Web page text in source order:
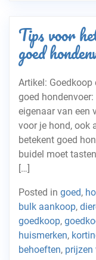
Tips voor
goed
Artikel: Goedkoop
goed
eigenaar van een
voor je hond, ook
betekent goed
buidel moet
[…]
Posted in goed,
bulk aankoop,
goedkoop,
huismerken,
behoeften, prijzen